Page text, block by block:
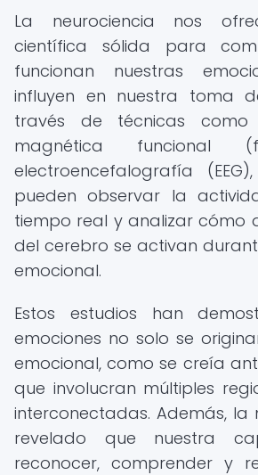
La neurociencia nos
científica sólida para
funcionan nuestras
influyen en nuestra toma
través de técnicas como
magnética
electroencefalografía
pueden observar la
tiempo real y analizar cómo
del cerebro se activan
emocional.
Estos estudios han
emociones no solo se
emocional, como se creía
que involucran múltiples
interconectadas. Además, la
revelado que nuestra
reconocer, comprender y